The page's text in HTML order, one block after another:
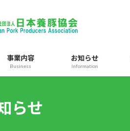
事業内容
Business
お知らせ
Information
らせ